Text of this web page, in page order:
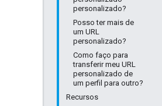
personalizado?
Posso ter mais de
um URL
personalizado?
Como faço para
transferir meu URL
personalizado de
um perfil para outro?
Recursos